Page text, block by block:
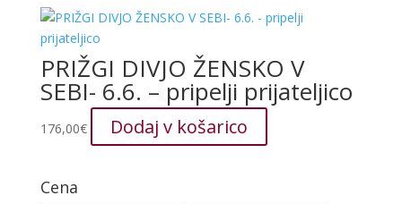
PRIŽGI DIVJO ŽENSKO V
SEBI- 6.6. – pripelji prijateljico
176,00€ Dodaj v košarico
Cena